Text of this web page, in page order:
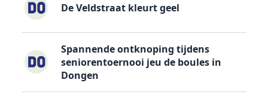
De Veldstraat kleurt geel
Spannende ontknoping tijdens
seniorentoernooi jeu de boules in
Dongen